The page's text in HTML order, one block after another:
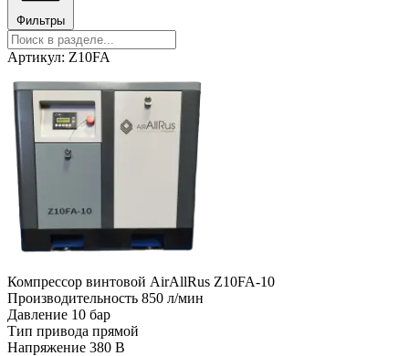
Фильтры
Артикул: Z10FA
Компрессор винтовой AirAllRus Z10FA-10
Производительность 850 л/мин
Давление 10 бар
Тип привода прямой
Напряжение 380 В